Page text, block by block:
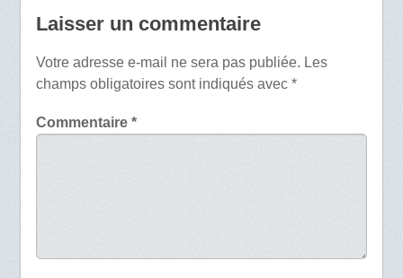
Laisser un commentaire
Votre adresse e-mail ne sera pas publiée. Les
champs obligatoires sont indiqués avec *
Commentaire *